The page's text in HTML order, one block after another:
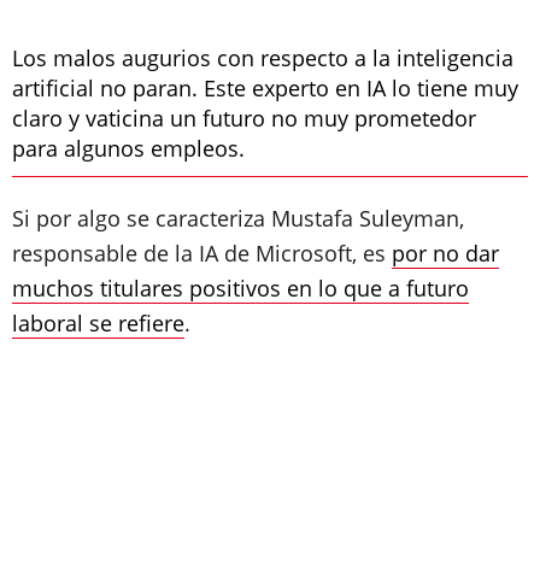
Los malos augurios con respecto a la inteligencia
artificial no paran. Este experto en IA lo tiene muy
claro y vaticina un futuro no muy prometedor
para algunos empleos.
Si por algo se caracteriza Mustafa Suleyman,
responsable de la IA de Microsoft, es por no dar
muchos titulares positivos en lo que a futuro
laboral se refiere.